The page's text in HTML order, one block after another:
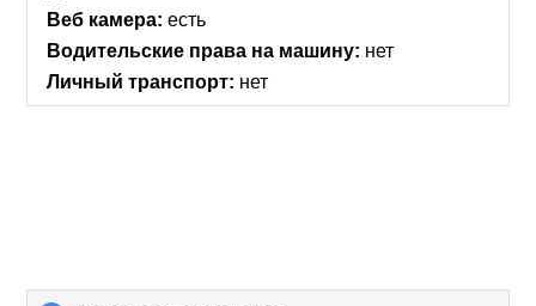
Веб камера: есть
Водительские права на машину: нет
Личный транспорт: нет